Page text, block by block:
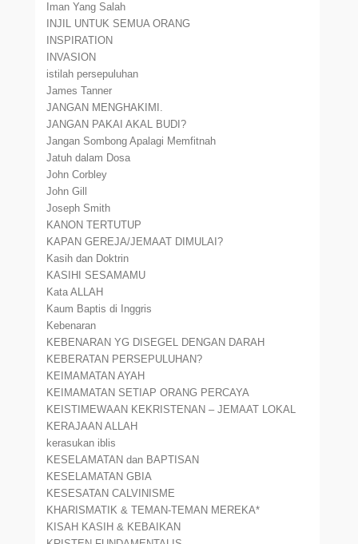
Iman Yang Salah
INJIL UNTUK SEMUA ORANG
INSPIRATION
INVASION
istilah persepuluhan
James Tanner
JANGAN MENGHAKIMI.
JANGAN PAKAI AKAL BUDI?
Jangan Sombong Apalagi Memfitnah
Jatuh dalam Dosa
John Corbley
John Gill
Joseph Smith
KANON TERTUTUP
KAPAN GEREJA/JEMAAT DIMULAI?
Kasih dan Doktrin
KASIHI SESAMAMU
Kata ALLAH
Kaum Baptis di Inggris
Kebenaran
KEBENARAN YG DISEGEL DENGAN DARAH
KEBERATAN PERSEPULUHAN?
KEIMAMATAN AYAH
KEIMAMATAN SETIAP ORANG PERCAYA
KEISTIMEWAAN KEKRISTENAN – JEMAAT LOKAL
KERAJAAN ALLAH
kerasukan iblis
KESELAMATAN dan BAPTISAN
KESELAMATAN GBIA
KESESATAN CALVINISME
KHARISMATIK & TEMAN-TEMAN MEREKA*
KISAH KASIH & KEBAIKAN